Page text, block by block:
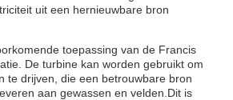
uit een hernieuwbare bron
toepassing van de Francis
De turbine kan worden gebruikt om
te drijven, die een betrouwbare bron
aan gewassen en velden.Dit is